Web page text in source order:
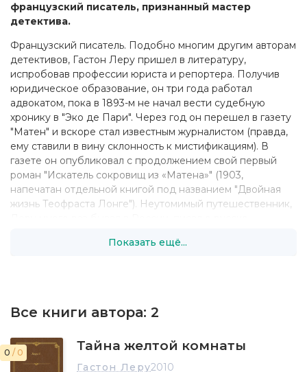
французский писатель, признанный мастер
детектива.
Французский писатель. Подобно многим другим авторам
детективов, Гастон Леру пришел в литературу,
испробовав профессии юриста и репортера. Получив
юридическое образование, он три года работал
адвокатом, пока в 1893-м не начал вести судебную
хронику в "Эко де Пари". Через год он перешел в газету
"Матен" и вскоре стал известным журналистом (правда,
ему ставили в вину склонность к мистификациям). В
газете он опубликовал с продолжением свой первый
роман "Искатель сокровищ из «Матена»" (1903,
напечатан отдельной книгой под названием "Двойная
жизнь Теофраста Лонге"). Неутомимый путешественник,
и как вскоре выяснилось, весьма плодовитого.
Как и Морис Леблан, Леру пытался, соперничать с А.
Конан Дойлом, хотел создать чисто французского героя -
антипода Шерлока Холмса. За образец он выбрал
Показать ещё...
Все книги автора: 2
0 / 0 Тайна желтой комнаты
Гастон Леру2010